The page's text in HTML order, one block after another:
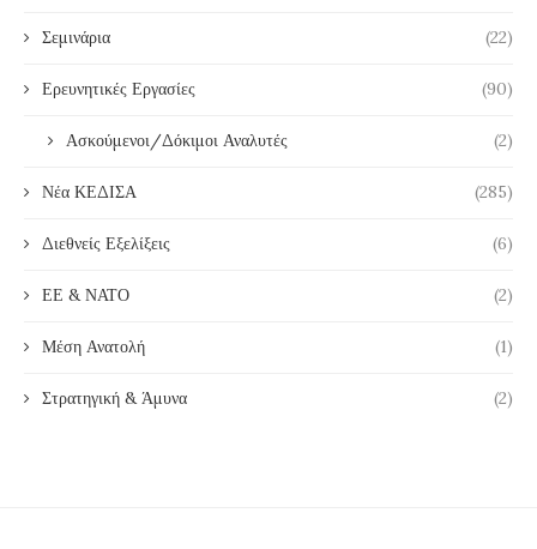
Σεμινάρια (22)
Ερευνητικές Εργασίες (90)
Ασκούμενοι/Δόκιμοι Αναλυτές (2)
Νέα ΚΕΔΙΣΑ (285)
Διεθνείς Εξελίξεις (6)
ΕΕ & ΝΑΤΟ (2)
Μέση Ανατολή (1)
Στρατηγική & Άμυνα (2)